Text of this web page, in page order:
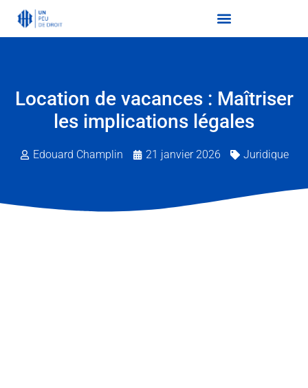
Location de vacances : Maîtriser
les implications légales
Edouard Champlin 21 janvier 2026 Juridique